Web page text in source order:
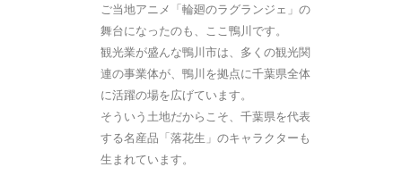
ご当地アニメ「輪廻のラグランジェ」の
舞台になったのも、ここ鴨川です。
観光業が盛んな鴨川市は、多くの観光関
連の事業体が、鴨川を拠点に千葉県全体
に活躍の場を広げています。
そういう土地だからこそ、千葉県を代表
する名産品「落花生」のキャラクターも
生まれています。